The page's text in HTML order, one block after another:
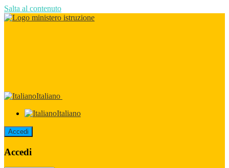
Salta al contenuto
Italiano
Italiano
Accedi
Accedi